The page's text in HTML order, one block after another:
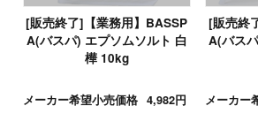
[販売終了]【業務用】BASSP
A(バスパ) エプソムソルト 白
樺 10kg
メーカー希望小売価格 4,982円
[販売終
A(バス
メーカー